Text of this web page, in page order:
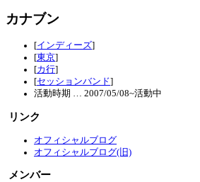
カナブン
[インディーズ]
[東京]
[カ行]
[セッションバンド]
活動時期 … 2007/05/08~活動中
リンク
オフィシャルブログ
オフィシャルブログ(旧)
メンバー